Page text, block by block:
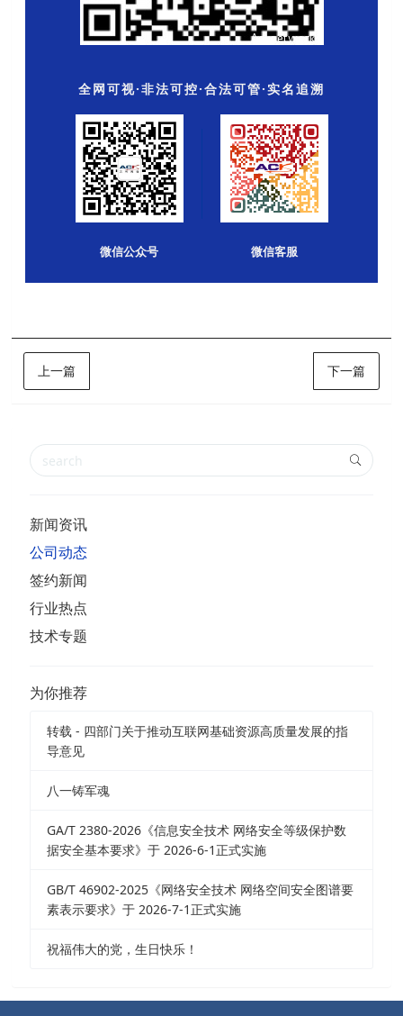
全网可视·非法可控·合法可管·实名追溯
微信公众号 微信客服
上一篇 下一篇
新闻资讯
公司动态
签约新闻
行业热点
技术专题
为你推荐
转载 - 四部门关于推动互联网基础资源高质量发展的指
导意见
八一铸军魂
GA/T 2380-2026《信息安全技术 网络安全等级保护数
据安全基本要求》于 2026-6-1正式实施
GB/T 46902-2025《网络安全技术 网络空间安全图谱要
素表示要求》于 2026-7-1正式实施
祝福伟大的党，生日快乐！